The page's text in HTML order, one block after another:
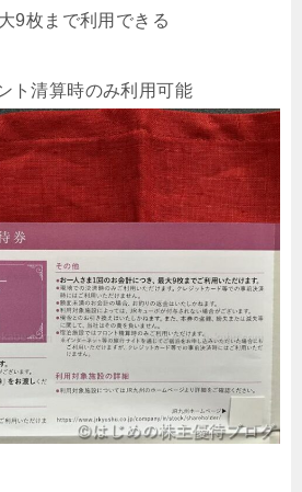
9枚まで利用できる
ト清算時のみ利用可能